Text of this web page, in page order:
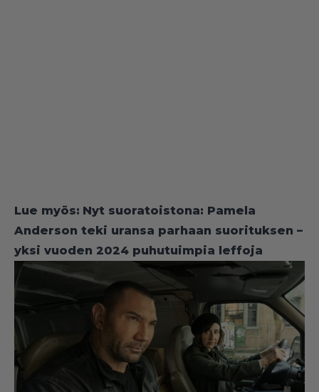
Lue myös: Nyt suoratoistona: Pamela
Anderson teki uransa parhaan suorituksen –
yksi vuoden 2024 puhutuimpia leffoja